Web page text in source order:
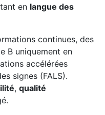
en langue des
continues, des
B uniquement en
accélérées
signes (FALS).
, qualité